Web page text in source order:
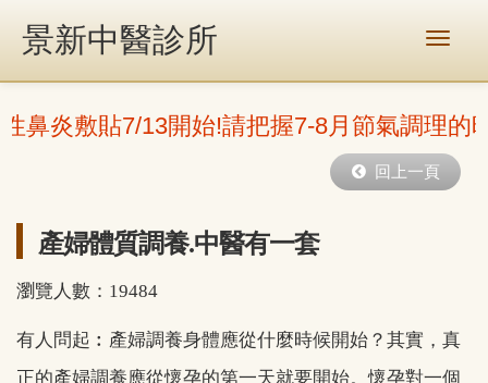
景新中醫診所
鼻炎敷貼7/13開始!請把握7-8月節氣調理的
回上一頁
產婦體質調養.中醫有一套
瀏覽人數：19484
有人問起︰產婦調養身體應從什麼時候開始？其實，真
正的產婦調養應從懷孕的第一天就要開始。懷孕對一個